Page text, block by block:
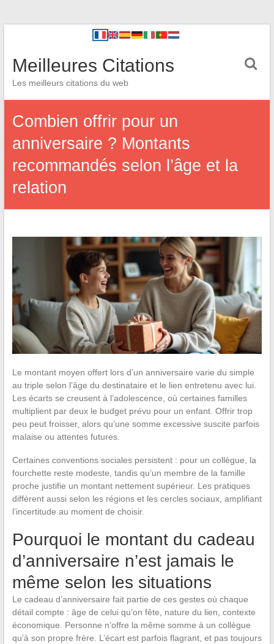
Meilleures Citations
Les meilleurs citations du web
Combien offrir pour un
anniversaire ? Montants
recommandés selon l’âge et la
relation
Le montant moyen offert lors d’un anniversaire varie du simple
au triple selon l’âge du destinataire et le lien entretenu avec lui.
Les écarts se creusent à l’adolescence, où certaines familles
multiplient par deux le budget prévu pour un enfant. Offrir trop
peu peut froisser, alors qu’une somme excessive suscite parfois
malaise ou attentes futures.
Certaines conventions sociales persistent : pour un collègue, la
fourchette reste modeste, tandis qu’un membre de la famille
proche justifie un montant nettement supérieur. Les pratiques
diffèrent aussi selon les régions et les cercles sociaux, amplifiant
l’incertitude au moment de choisir.
Pourquoi le montant du cadeau
d’anniversaire n’est jamais le
même selon les situations
Le cadeau d’anniversaire fait partie de ces gestes où chaque
détail compte : âge de celui qu’on fête, nature du lien, contexte
économique. Personne n’offre la même somme à un collègue
qu’à son propre frère. L’écart est parfois flagrant, et pas toujours